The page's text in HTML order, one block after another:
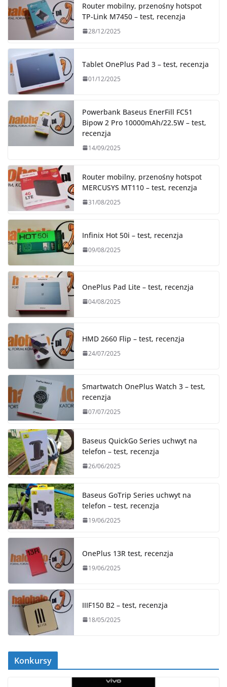
Router mobilny, przenośny hotspot
TP-Link M7450 – test, recenzja
28/12/2025
Tablet OnePlus Pad 3 – test, recenzja
01/12/2025
Powerbank Baseus EnerFill FC51
Bipow 2 Pro 10000mAh/22.5W – test,
recenzja
14/09/2025
Router mobilny, przenośny hotspot
MERCUSYS MT110 – test, recenzja
31/08/2025
Infinix Hot 50i – test, recenzja
09/08/2025
OnePlus Pad Lite – test, recenzja
04/08/2025
HMD 2660 Flip – test, recenzja
24/07/2025
Smartwatch OnePlus Watch 3 – test,
recenzja
07/07/2025
Baseus QuickGo Series uchwyt na
telefon – test, recenzja
26/06/2025
Baseus GoTrip Series uchwyt na
telefon – test, recenzja
19/06/2025
OnePlus 13R test, recenzja
19/06/2025
IIIF150 B2 – test, recenzja
18/05/2025
Konkursy